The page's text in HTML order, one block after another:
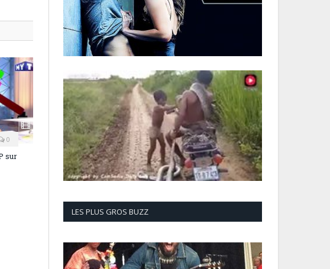
0
sur
LES PLUS GROS BUZZ